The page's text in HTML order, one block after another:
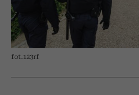
fot.123rf